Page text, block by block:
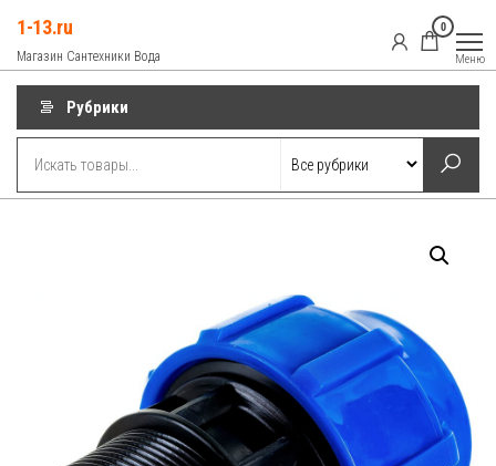
содержимому
1-13.ru
Магазин Сантехники Вода
0
Меню
Рубрики